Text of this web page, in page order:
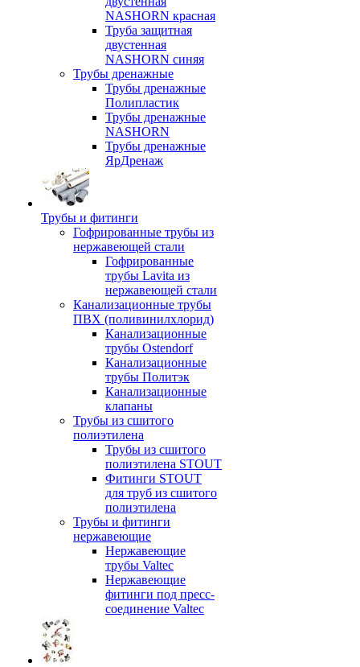
NASHORN красная
Труба защитная
двустенная
NASHORN синяя
Трубы дренажные
Трубы дренажные
Полипластик
Трубы дренажные
NASHORN
Трубы дренажные
ЯрДренаж
Трубы и фитинги
Гофрированные трубы из
нержавеющей стали
Гофрированные
трубы Lavita из
нержавеющей стали
Канализационные трубы
ПВХ (поливинилхлорид)
Канализационные
трубы Ostendorf
Канализационные
трубы Политэк
Канализационные
клапаны
Трубы из сшитого
полиэтилена
Трубы из сшитого
полиэтилена STOUT
Фитинги STOUT
для труб из сшитого
полиэтилена
Трубы и фитинги
нержавеющие
Нержавеющие
трубы Valtec
Нержавеющие
фитинги под пресс-
соединение Valtec